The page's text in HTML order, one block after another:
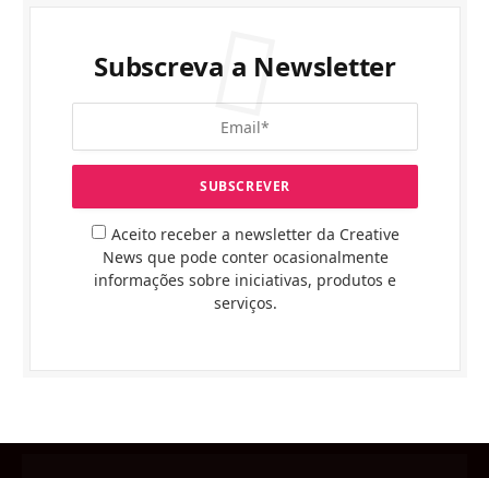
Subscreva a Newsletter
Aceito receber a newsletter da Creative
News que pode conter ocasionalmente
informações sobre iniciativas, produtos e
serviços.